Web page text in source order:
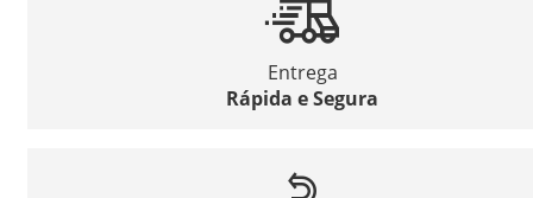
Entrega
Rápida e Segura